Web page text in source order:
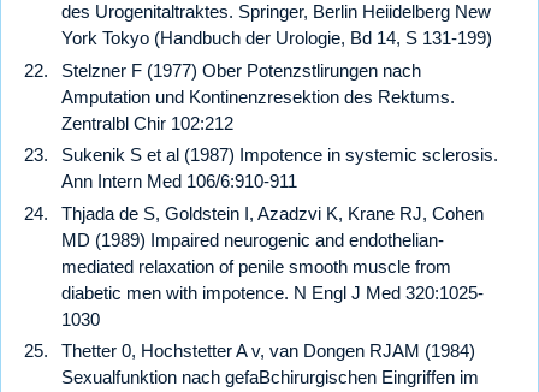
des Urogenitaltraktes. Springer, Berlin Heiidelberg New
York Tokyo (Handbuch der Urologie, Bd 14, S 131-199)
Stelzner F (1977) Ober Potenzstlirungen nach
Amputation und Kontinenzresektion des Rektums.
Zentralbl Chir 102:212
Sukenik S et al (1987) Impotence in systemic sclerosis.
Ann Intern Med 106/6:910-911
Thjada de S, Goldstein I, Azadzvi K, Krane RJ, Cohen
MD (1989) Impaired neurogenic and endothelian-
mediated relaxation of penile smooth muscle from
diabetic men with impotence. N Engl J Med 320:1025-
1030
Thetter 0, Hochstetter A v, van Dongen RJAM (1984)
Sexualfunktion nach gefaBchirurgischen Eingriffen im